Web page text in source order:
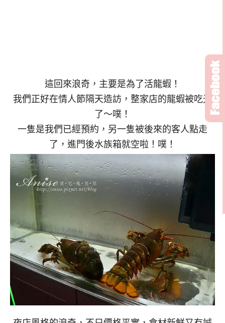
這回來浪奇，主要是為了活龍蝦！
我們正好在情人節隔天造訪，整家店的龍蝦被吃光
了～噗！
一隻是我們已經預約，另一隻被後來的客人點走
了，進門後水族箱就空啦！噗！